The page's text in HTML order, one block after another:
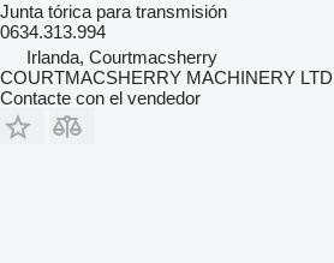
Junta tórica para transmisión
0634.313.994
Irlanda, Courtmacsherry
COURTMACSHERRY MACHINERY LTD
Contacte con el vendedor